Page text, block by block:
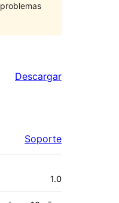
Descargar
Soporte
1.0